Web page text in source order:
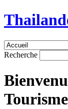
Recherche
Tourisme